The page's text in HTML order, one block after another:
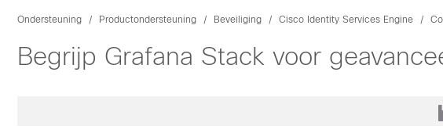
Ondersteuning Productondersteuning Beveiliging Cisco Identity Services Engine
Begrijp Grafana Stack voor